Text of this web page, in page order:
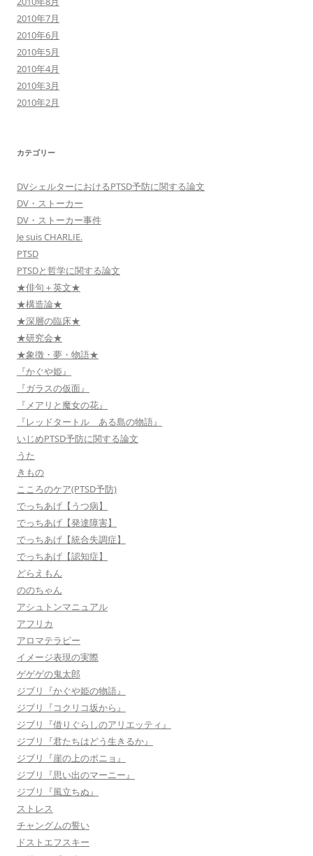
2010年7月
2010年6月
2010年5月
2010年4月
2010年3月
2010年2月
カテゴリー
DVシェルターにおけるPTSD予防に関する論文
DV・ストーカー
DV・ストーカー事件
Je suis CHARLIE.
PTSD
PTSDと哲学に関する論文
★俳句＋英文★
★構造論★
★深層の臨床★
★研究会★
★象徴・夢・物語★
『かぐや姫』
『ガラスの仮面』
『メアリと魔女の花』
『レッドタートル ある島の物語』
いじめPTSD予防に関する論文
うた
きもの
こころのケア(PTSD予防)
でっちあげ【うつ病】
でっちあげ【発達障害】
でっちあげ【統合失調症】
でっちあげ【認知症】
どらえもん
ののちゃん
アシュトンマニュアル
アフリカ
アロマテラピー
イメージ表現の実際
ゲゲゲの鬼太郎
ジブリ『かぐや姫の物語』
ジブリ『コクリコ坂から』
ジブリ『借りぐらしのアリエッティ』
ジブリ『君たちはどう生きるか』
ジブリ『崖の上のポニョ』
ジブリ『思い出のマーニー』
ジブリ『風立ちぬ』
ストレス
チャングムの誓い
ドストエフスキー